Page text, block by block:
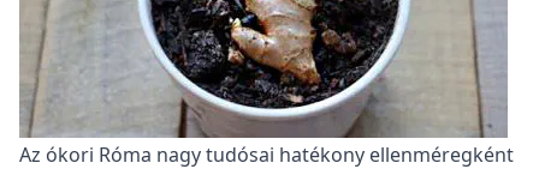
Az ókori Róma nagy tudósai hatékony ellenméregként